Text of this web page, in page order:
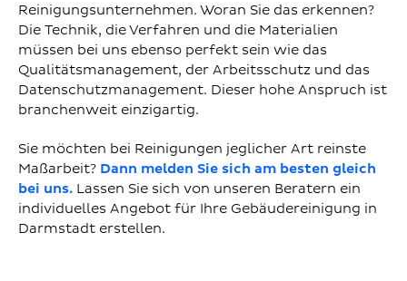
Reinigungsunternehmen. Woran Sie das erkennen?
Die Technik, die Verfahren und die Materialien
müssen bei uns ebenso perfekt sein wie das
Qualitätsmanagement, der Arbeitsschutz und das
Datenschutzmanagement. Dieser hohe Anspruch ist
branchenweit einzigartig.
Sie möchten bei Reinigungen jeglicher Art reinste
Maßarbeit? Dann melden Sie sich am besten gleich
bei uns. Lassen Sie sich von unseren Beratern ein
individuelles Angebot für Ihre Gebäudereinigung in
Darmstadt erstellen.